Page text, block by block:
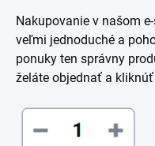
Nakupovanie v našom
veľmi jednoduché a
ponuky ten správny
želáte objednať a